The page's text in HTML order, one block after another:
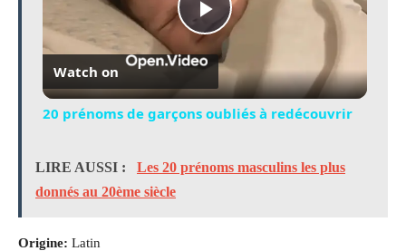
Play
Video
Watch on
20 prénoms de garçons oubliés à redécouvrir
LIRE AUSSI :
Les 20 prénoms masculins les plus
donnés au 20ème siècle
Origine: Latin